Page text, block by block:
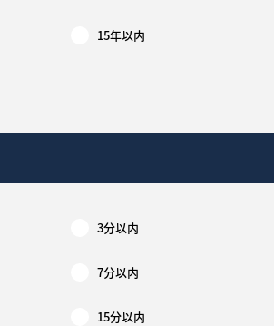
15年以内
3分以内
7分以内
15分以内